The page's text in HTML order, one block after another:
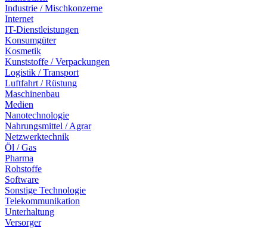
Industrie / Mischkonzerne
Internet
IT-Dienstleistungen
Konsumgüter
Kosmetik
Kunststoffe / Verpackungen
Logistik / Transport
Luftfahrt / Rüstung
Maschinenbau
Medien
Nanotechnologie
Nahrungsmittel / Agrar
Netzwerktechnik
Öl / Gas
Pharma
Rohstoffe
Software
Sonstige Technologie
Telekommunikation
Unterhaltung
Versorger